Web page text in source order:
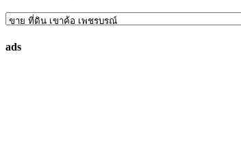
ค้นหา
ที่
ads